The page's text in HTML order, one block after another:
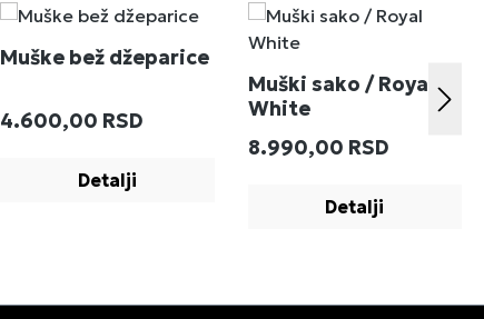
Muške bež džeparice
Redovna cena:
4.600,00 RSD
Detalji
Muški sako / Royal
White
Redovna cena:
8.990,00 RSD
Detalji